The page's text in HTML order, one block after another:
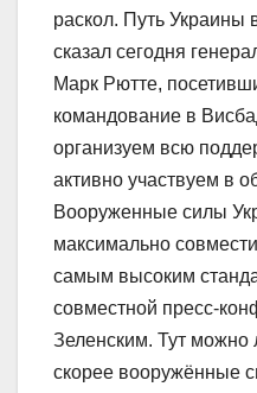
раскол. Путь
сказал сегодня
Марк Рютте,
командование в
организуем всю
активно участвуем в
Вооруженные силы
максимально
самым высоким
совместной пресс-
Зеленским. Тут можно
скорее вооружённые